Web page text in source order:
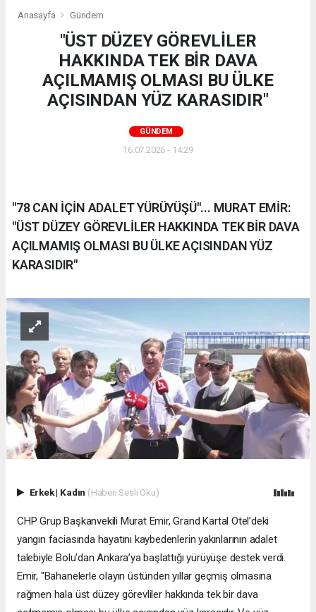
Anasayfa Gündem
"ÜST DÜZEY GÖREVLİLER
HAKKINDA TEK BİR DAVA
AÇILMAMIŞ OLMASI BU ÜLKE
AÇISINDAN YÜZ KARASIDIR"
GÜNDEM
16.07.2026 - 14:29
"78 CAN İÇİN ADALET YÜRÜYÜŞÜ"... MURAT EMİR:
"ÜST DÜZEY GÖREVLİLER HAKKINDA TEK BİR DAVA
AÇILMAMIŞ OLMASI BU ÜLKE AÇISINDAN YÜZ
KARASIDIR"
Erkek| Kadın (Haberi Sesli Oku)
CHP Grup Başkanvekili Murat Emir, Grand Kartal Otel’deki
yangın faciasında hayatını kaybedenlerin yakınlarının adalet
talebiyle Bolu'dan Ankara’ya başlattığı yürüyüşe destek verdi.
Emir, "Bahanelerle olayın üstünden yıllar geçmiş olmasına
rağmen hala üst düzey görevliler hakkında tek bir dava